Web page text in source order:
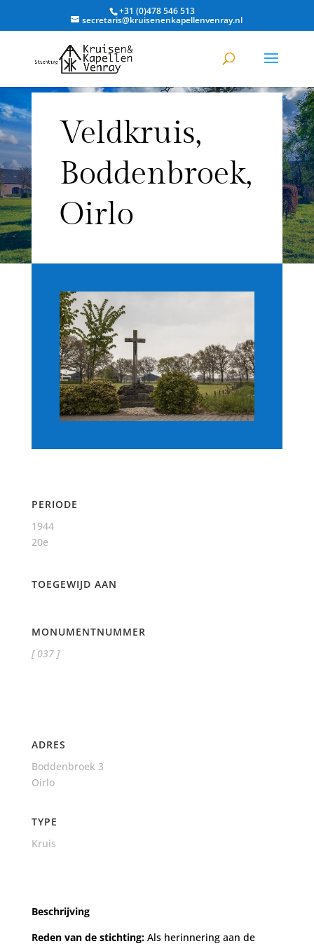
+31 (0)478 546 513
secretaris@kruisenenkapellenvenray.nl
Veldkruis,
Boddenbroek,
Oirlo
PERIODE
1944
20e
TOEGEWIJD AAN
MONUMENTNUMMER
[ 037 ]
ADRES
Boddenbroek 3
Oirlo
TYPE
Kruis
Beschrijving
Reden van de stichting: Als herinnering aan de